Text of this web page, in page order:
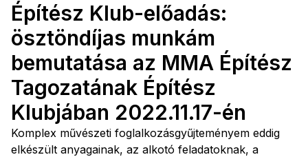
Építész Klub-előadás:
ösztöndíjas munkám
bemutatása az MMA Építész
Tagozatának Építész
Klubjában 2022.11.17-én
Komplex művészeti foglalkozásgyűjteményem eddig
elkészült anyagainak, az alkotó feladatoknak, a